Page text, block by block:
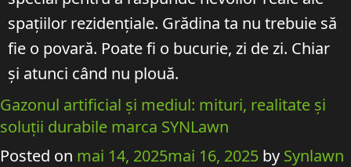
spațiilor rezidențiale. Grădina ta nu trebuie să
fie o povară. Poate fi o bucurie, zi de zi. Chiar
și atunci când nu plouă.
Gazonul artificial și mediul: mituri, realitate și
soluții durabile marca SYNLawn
Posted on mai 14, 2025mai 16, 2025 by Synlawn